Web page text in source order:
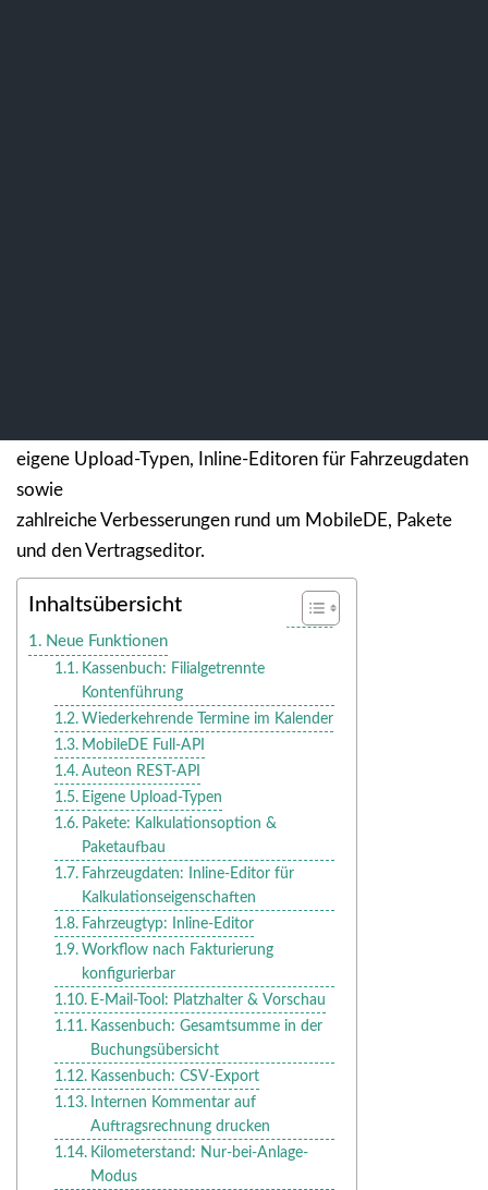
eigene Upload-Typen, Inline-Editoren für Fahrzeugdaten
sowie
zahlreiche Verbesserungen rund um MobileDE, Pakete
und den Vertragseditor.
Inhaltsübersicht
Neue Funktionen
Kassenbuch: Filialgetrennte
Kontenführung
Wiederkehrende Termine im Kalender
MobileDE Full-API
Auteon REST-API
Eigene Upload-Typen
Pakete: Kalkulationsoption &
Paketaufbau
Fahrzeugdaten: Inline-Editor für
Kalkulationseigenschaften
Fahrzeugtyp: Inline-Editor
Workflow nach Fakturierung
konfigurierbar
E-Mail-Tool: Platzhalter & Vorschau
Kassenbuch: Gesamtsumme in der
Buchungsübersicht
Kassenbuch: CSV-Export
Internen Kommentar auf
Auftragsrechnung drucken
Kilometerstand: Nur-bei-Anlage-
Modus